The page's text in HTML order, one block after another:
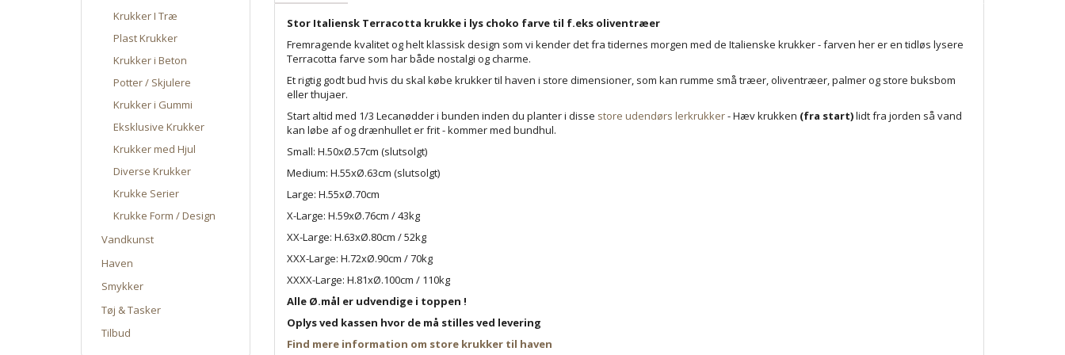
Krukker I Træ
Plast Krukker
Krukker i Beton
Potter / Skjulere
Krukker i Gummi
Eksklusive Krukker
Krukker med Hjul
Diverse Krukker
Krukke Serier
Krukke Form / Design
Vandkunst
Haven
Smykker
Tøj & Tasker
Tilbud
Stor Italiensk Terracotta krukke i lys choko farve til f.eks oliventræer
Fremragende kvalitet og helt klassisk design som vi kender det fra tidernes morgen med de Italienske krukker - farven her er en tidløs lysere
Terracotta farve som har både nostalgi og charme.
Et rigtig godt bud hvis du skal købe krukker til haven i store dimensioner, som kan rumme små træer, oliventræer, palmer og store buksbom
eller thujaer.
Start altid med 1/3 Lecanødder i bunden inden du planter i disse store udendørs lerkrukker- Hæv krukken (fra start)lidt fra jorden så vand
kan løbe af og drænhullet er frit - kommer med bundhul.
Small: H.50xØ.57cm (slutsolgt)
Medium: H.55xØ.63cm (slutsolgt)
Large: H.55xØ.70cm
X-Large: H.59xØ.76cm / 43kg
XX-Large: H.63xØ.80cm / 52kg
XXX-Large: H.72xØ.90cm / 70kg
XXXX-Large: H.81xØ.100cm / 110kg
Alle Ø.mål er udvendige i toppen !
Oplys ved kassen hvor de må stilles ved levering
Find mere information om store krukker til haven